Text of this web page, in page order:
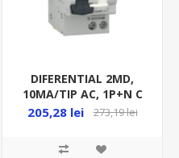
DIFERENTIAL 2MD,
10MA/TIP AC, 1P+N C
10A, 4.5KA RCBO, EZ
205,28 lei 273,19 lei